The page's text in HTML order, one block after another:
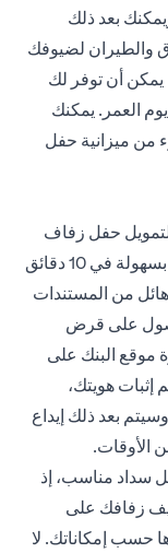
بعد ذلك
والطيران لضيوفك
يمكن أن توفر لك
العمر. يمكنك
ميزانية حفل
حفل زفاف
أحلامك. يمكنك الحصول على قرض شخصي بسهولة في 10 دقائق
من المستندات
على قرض
البنك على
إثبات هويتك،
في غضون 24 ساعة، وسيتم بعد ذلك إيداع
الأوقات.
سداد مناسب، إذ
زفافك على
حسب إمكاناتك. لا